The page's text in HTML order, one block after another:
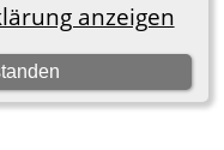
anzeigen